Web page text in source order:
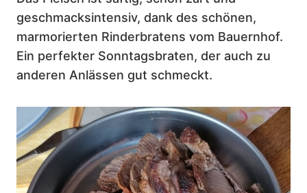
geschmacksintensiv, dank des schönen,
marmorierten Rinderbratens vom Bauernhof.
Ein perfekter Sonntagsbraten, der auch zu
anderen Anlässen gut schmeckt.